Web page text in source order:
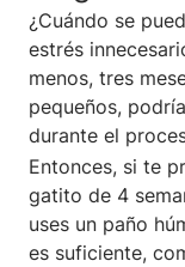
¿Cuándo se
estrés
menos, tres
pequeños,
durante el
Entonces, si te
gatito de 4
uses un paño
es suficiente,